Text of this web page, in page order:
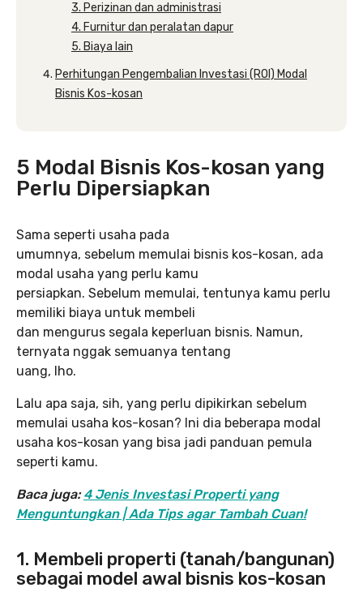
3. Perizinan dan administrasi
4. Furnitur dan peralatan dapur
5. Biaya lain
Perhitungan Pengembalian Investasi (ROI) Modal
Bisnis Kos-kosan
5 Modal Bisnis Kos-kosan yang
Perlu Dipersiapkan
Sama seperti usaha pada
umumnya, sebelum memulai bisnis kos-kosan, ada
modal usaha yang perlu kamu
persiapkan. Sebelum memulai, tentunya kamu perlu
memiliki biaya untuk membeli
dan mengurus segala keperluan bisnis. Namun,
ternyata nggak semuanya tentang
uang, lho.
Lalu apa saja, sih, yang perlu dipikirkan sebelum
memulai usaha kos-kosan? Ini dia beberapa modal
usaha kos-kosan yang bisa jadi panduan pemula
seperti kamu.
Baca juga:4 Jenis Investasi Properti yang
Menguntungkan | Ada Tips agar Tambah Cuan!
1. Membeli properti (tanah/bangunan)
sebagai model awal bisnis kos-kosan